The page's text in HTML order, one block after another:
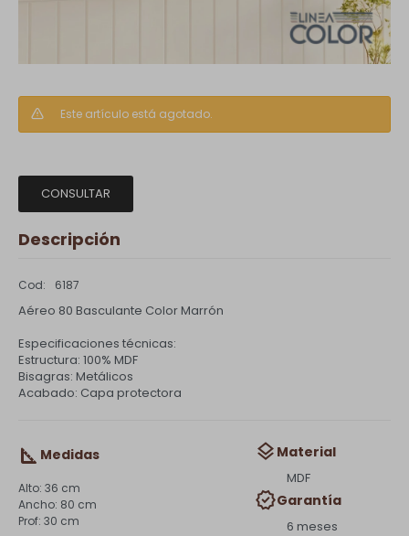
Este artículo está agotado.
CONSULTAR
Descripción
6187
Aéreo 80 Basculante Color Marrón
Especificaciones técnicas:
Estructura: 100% MDF
Bisagras: Metálicos
Acabado: Capa protectora
Medidas
36 cm
80 cm
30 cm
Material
MDF
Garantía
6 meses